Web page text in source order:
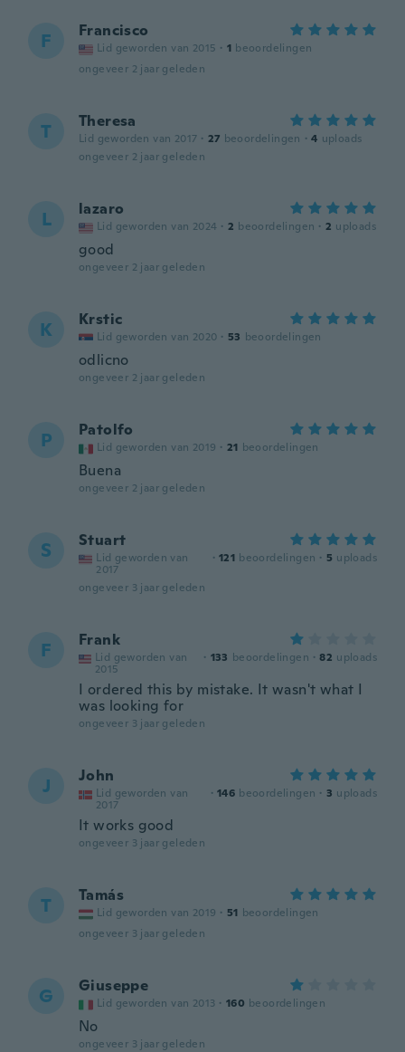
F Francisco
Lid geworden van 2015 · 1 beoordelingen
ongeveer 2 jaar geleden
T Theresa
Lid geworden van 2017 · 27 beoordelingen · 4 uploads
ongeveer 2 jaar geleden
L lazaro
Lid geworden van 2024 · 2 beoordelingen · 2 uploads
good
ongeveer 2 jaar geleden
K Krstic
Lid geworden van 2020 · 53 beoordelingen
odlicno
ongeveer 2 jaar geleden
P Patolfo
Lid geworden van 2019 · 21 beoordelingen
Buena
ongeveer 2 jaar geleden
S Stuart
Lid geworden van
2017
· 121 beoordelingen · 5 uploads
ongeveer 3 jaar geleden
F Frank
Lid geworden van
2015
· 133 beoordelingen · 82 uploads
I ordered this by mistake. It wasn't what I
was looking for
ongeveer 3 jaar geleden
J John
Lid geworden van
2017
· 146 beoordelingen · 3 uploads
It works good
ongeveer 3 jaar geleden
T Tamás
Lid geworden van 2019 · 51 beoordelingen
ongeveer 3 jaar geleden
G Giuseppe
Lid geworden van 2013 · 160 beoordelingen
No
ongeveer 3 jaar geleden